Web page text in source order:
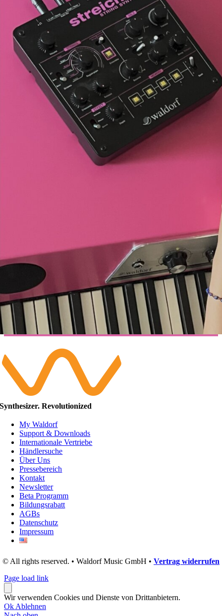
Synthesizer. Revolutionized
My Waldorf
Support & Downloads
Internationale Vertriebe
Händlersuche
Über Uns
Pressebereich
Kontakt
Newsletter
Beta Programm
Bildungsrabatt
AGBs
Datenschutz
Impressum
© All rights reserved. • Waldorf Music GmbH • Vertrag widerrufen
Page load link
Wir verwenden Cookies und Dienste von Drittanbietern.
Ok Ablehnen